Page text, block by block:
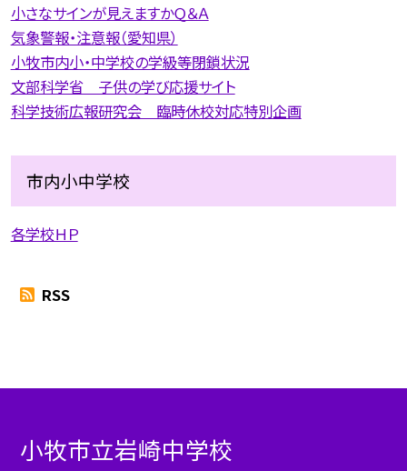
小さなサインが見えますかＱ＆Ａ
気象警報・注意報（愛知県）
小牧市内小・中学校の学級等閉鎖状況
文部科学省 子供の学び応援サイト
科学技術広報研究会 臨時休校対応特別企画
市内小中学校
各学校ＨＰ
RSS
小牧市立岩崎中学校